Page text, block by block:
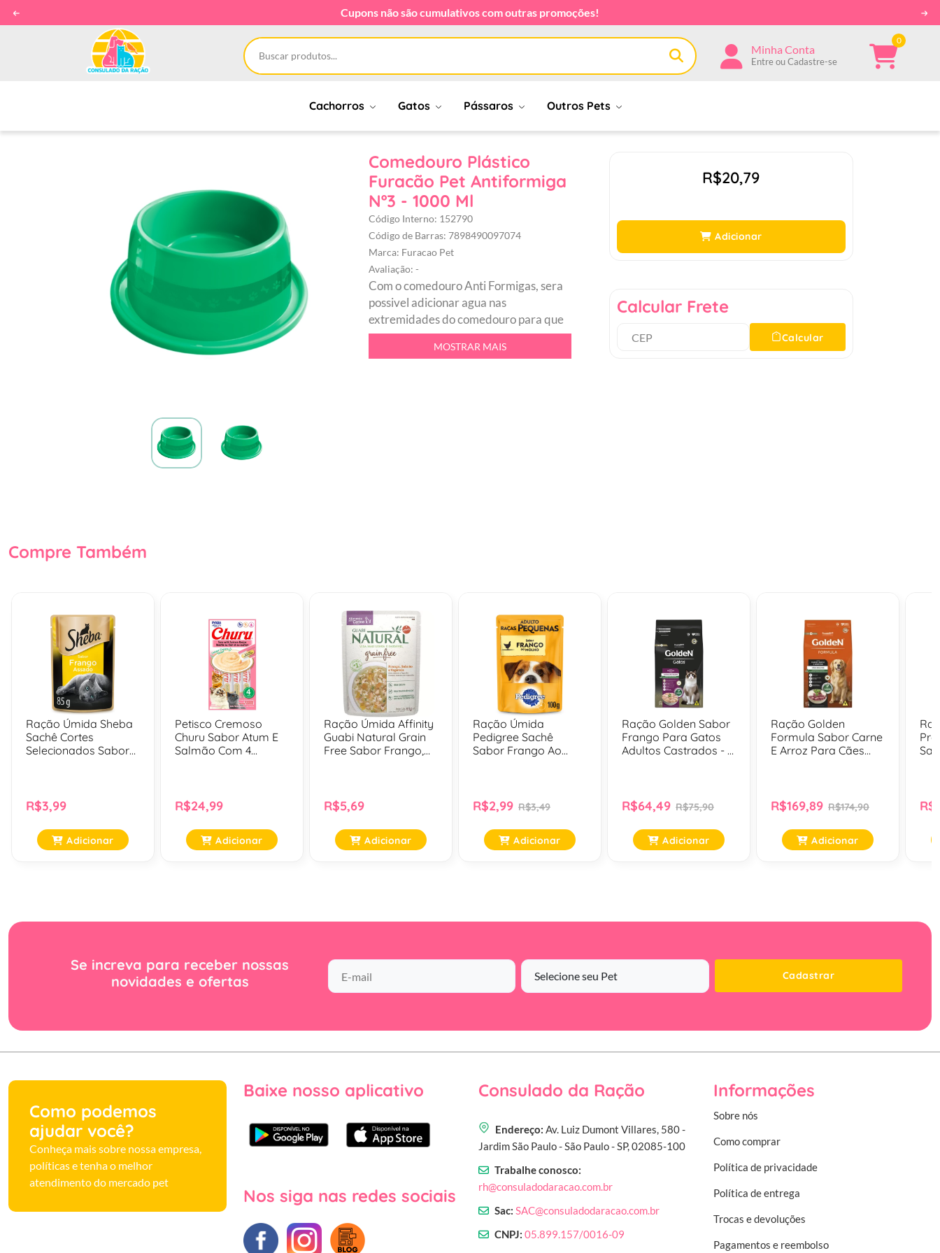
Cupons não são cumulativos com outras promoções!
Minha Conta
Entre ou Cadastre-se
0
Cachorros Gatos Pássaros Outros Pets
Comedouro Plástico
Furacão Pet Antiformiga
Nº3 - 1000 Ml
Código Interno: 152790
Código de Barras: 7898490097074
Marca: Furacao Pet
Avaliação: -
Com o comedouro Anti Formigas, sera
possivel adicionar agua nas
extremidades do comedouro para que
as formigas nao cheguem ate o
alimento, caso contrario, tambem e
MOSTRAR MAIS
R$20,79
Adicionar
Calcular Frete
Calcular
Compre Também
Ração Úmida Sheba
Sachê Cortes
Selecionados Sabor
R$3,99
Adicionar
Petisco Cremoso
Churu Sabor Atum E
Salmão Com 4
R$24,99
Adicionar
Ração Úmida Affinity
Guabi Natural Grain
Free Sabor Frango,
R$5,69
Adicionar
Ração Úmida
Pedigree Sachê
Sabor Frango Ao
R$2,99 R$3,49
Adicionar
Ração Golden Sabor
Frango Para Gatos
Adultos Castrados - 3
R$64,49 R$75,90
Adicionar
Ração Golden
Formula Sabor Carne
E Arroz Para Cães
R$169,89 R$174,90
Adicionar
Se increva para receber nossas
novidades e ofertas
Cadastrar
Como podemos
ajudar você?
Conheça mais sobre nossa empresa,
políticas e tenha o melhor
atendimento do mercado pet
Baixe nosso aplicativo
Nos siga nas redes sociais
Consulado da Ração
Endereço: Av. Luiz Dumont Villares, 580 -
Jardim São Paulo - São Paulo - SP, 02085-100
Trabalhe conosco:
rh@consuladodaracao.com.br
Sac: SAC@consuladodaracao.com.br
CNPJ: 05.899.157/0016-09
Informações
Sobre nós
Como comprar
Política de privacidade
Política de entrega
Trocas e devoluções
Pagamentos e reembolso